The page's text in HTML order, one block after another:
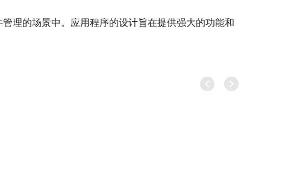
理的场景中。应用程序的设计旨在提供强大的功能和